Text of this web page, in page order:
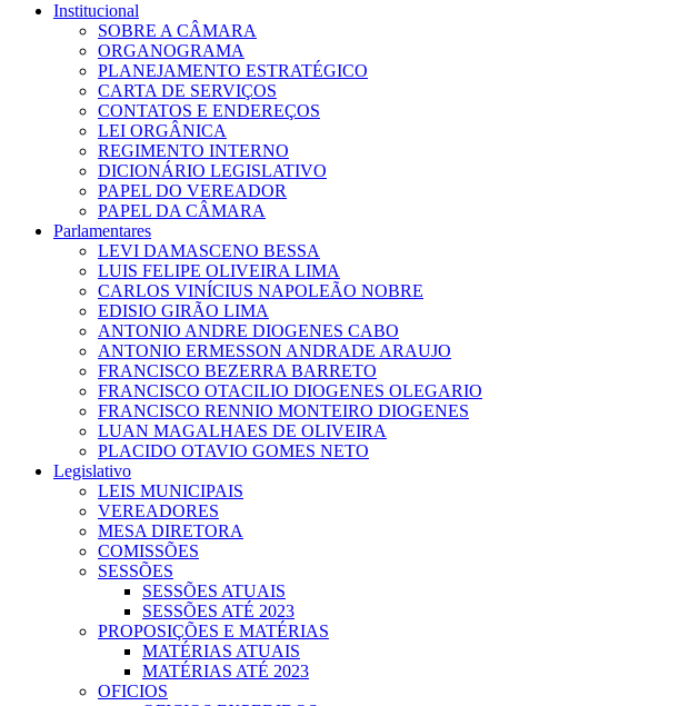
Institucional
SOBRE A CÂMARA
ORGANOGRAMA
PLANEJAMENTO ESTRATÉGICO
CARTA DE SERVIÇOS
CONTATOS E ENDEREÇOS
LEI ORGÂNICA
REGIMENTO INTERNO
DICIONÁRIO LEGISLATIVO
PAPEL DO VEREADOR
PAPEL DA CÂMARA
Parlamentares
LEVI DAMASCENO BESSA
LUIS FELIPE OLIVEIRA LIMA
CARLOS VINÍCIUS NAPOLEÃO NOBRE
EDISIO GIRÃO LIMA
ANTONIO ANDRE DIOGENES CABO
ANTONIO ERMESSON ANDRADE ARAUJO
FRANCISCO BEZERRA BARRETO
FRANCISCO OTACILIO DIOGENES OLEGARIO
FRANCISCO RENNIO MONTEIRO DIOGENES
LUAN MAGALHAES DE OLIVEIRA
PLACIDO OTAVIO GOMES NETO
Legislativo
LEIS MUNICIPAIS
VEREADORES
MESA DIRETORA
COMISSÕES
SESSÕES
SESSÕES ATUAIS
SESSÕES ATÉ 2023
PROPOSIÇÕES E MATÉRIAS
MATÉRIAS ATUAIS
MATÉRIAS ATÉ 2023
OFICIOS